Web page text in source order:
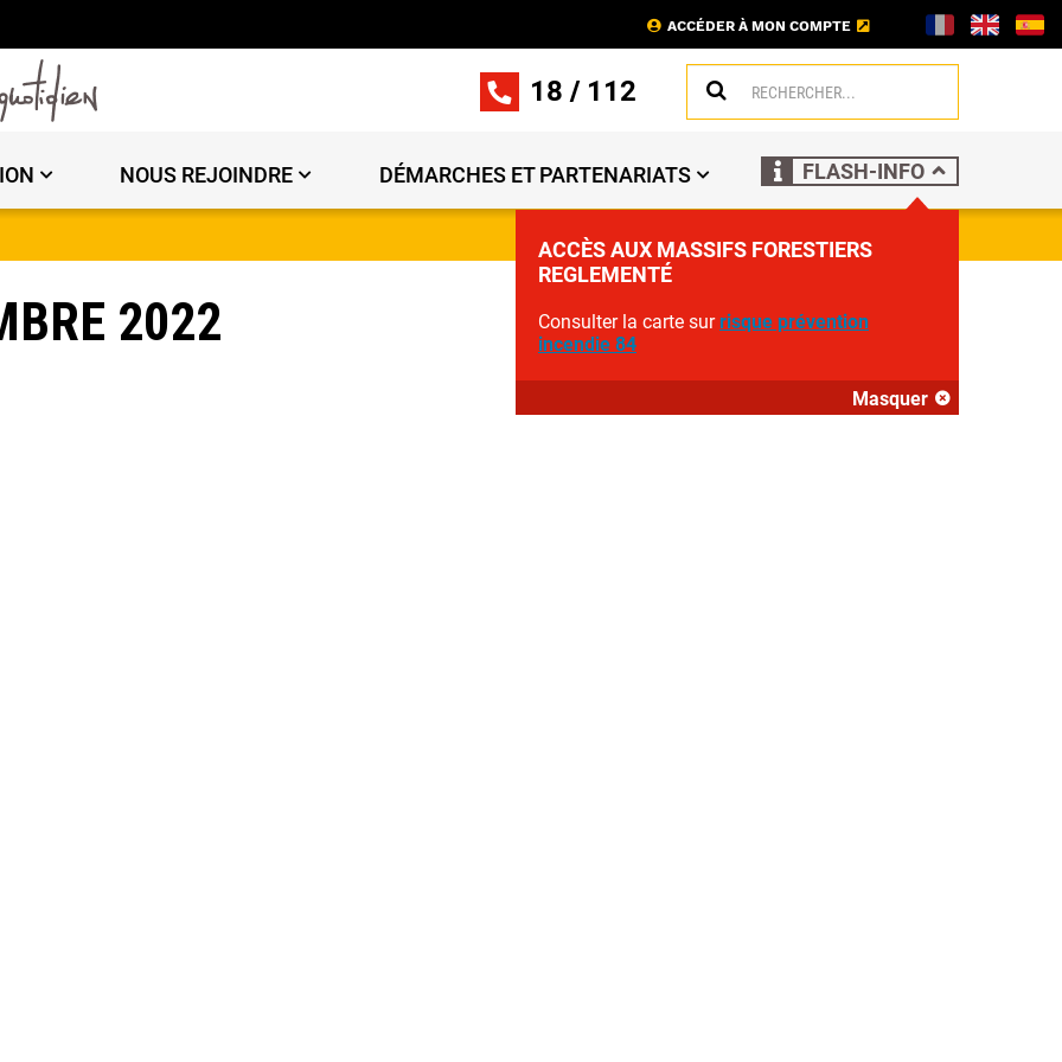
ACCÉDER À MON COMPTE
18 / 112
NOUS REJOINDRE DÉMARCHES ET PARTENARIATS FLASH-INFO
ACCÈS AUX MASSIFS FORESTIERS
REGLEMENTÉ
Consulter la carte surrisque prévention
incendie 84
Masquer
2022